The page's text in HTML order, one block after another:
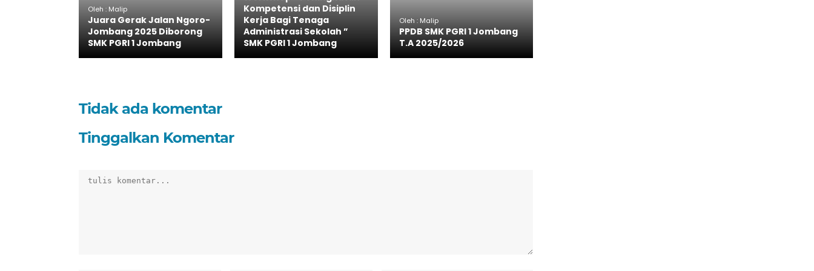
Oleh : Malip
Juara Gerak Jalan Ngoro-
Jombang 2025 Diborong
SMK PGRI 1 Jombang
Kompetensi dan Disiplin
Kerja Bagi Tenaga
Administrasi Sekolah ”
SMK PGRI 1 Jombang
Oleh : Malip
PPDB SMK PGRI 1 Jombang
T.A 2025/2026
Tidak ada komentar
Tinggalkan Komentar